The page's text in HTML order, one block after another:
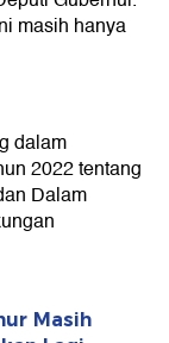
masih hanya
dalam
2022 tentang
Dalam
Masih